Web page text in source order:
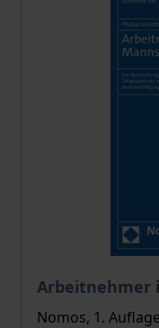
Arbeitnehmer
Der Preis
Nomos, 1.